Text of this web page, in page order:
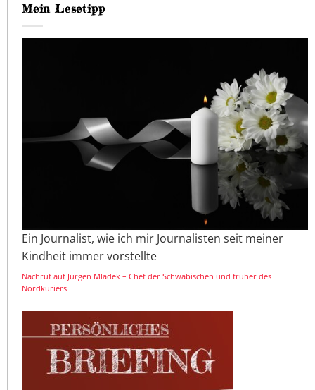
Mein Lesetipp
Ein Journalist, wie ich mir Journalisten seit meiner
Kindheit immer vorstellte
Nachruf auf Jürgen Mladek – Chef der Schwäbischen und früher des
Nordkuriers